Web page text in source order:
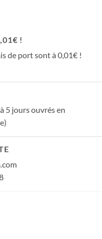
!
de port sont à 0,01€ !
5 jours ouvrés en